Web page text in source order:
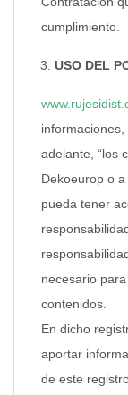
cumplimiento.
USO DEL
adelante, “los
Dekoeurop o
pueda tener
necesario
contenidos.
En dicho
aportar
de este